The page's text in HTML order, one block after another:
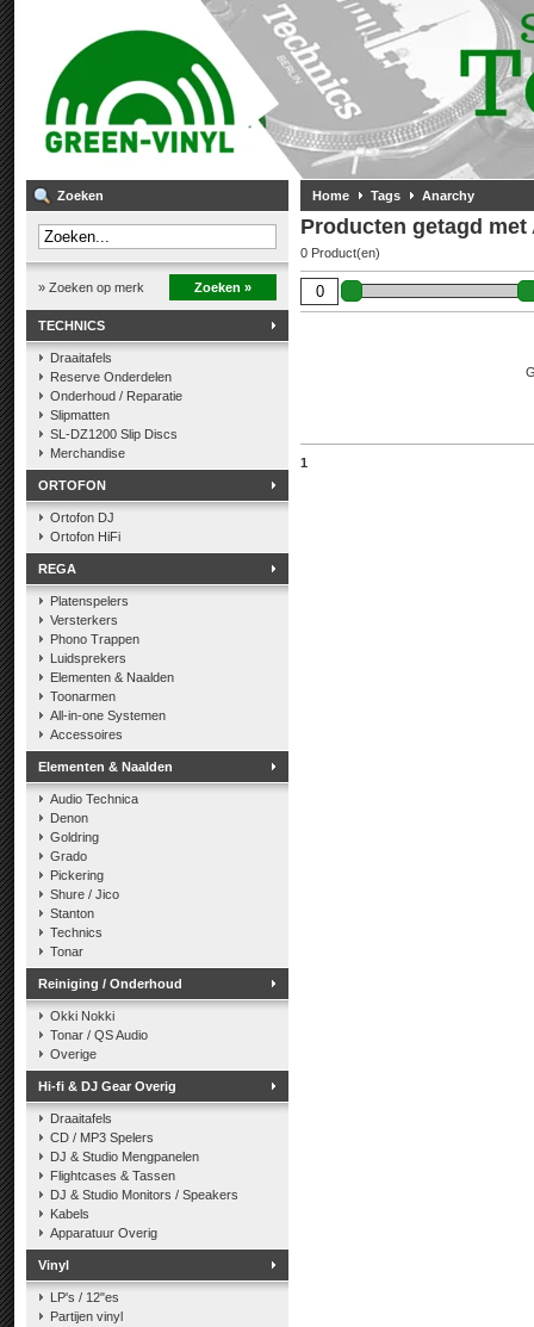
Zoeken
» Zoeken op merk Zoeken »
TECHNICS
Draaitafels
Reserve Onderdelen
Onderhoud / Reparatie
Slipmatten
SL-DZ1200 Slip Discs
Merchandise
ORTOFON
Ortofon DJ
Ortofon HiFi
REGA
Platenspelers
Versterkers
Phono Trappen
Luidsprekers
Elementen & Naalden
Toonarmen
All-in-one Systemen
Accessoires
Elementen & Naalden
Audio Technica
Denon
Goldring
Grado
Pickering
Shure / Jico
Stanton
Technics
Tonar
Reiniging / Onderhoud
Okki Nokki
Tonar / QS Audio
Overige
Hi-fi & DJ Gear Overig
Draaitafels
CD / MP3 Spelers
DJ & Studio Mengpanelen
Flightcases & Tassen
DJ & Studio Monitors / Speakers
Kabels
Apparatuur Overig
Vinyl
LP's / 12"es
Partijen vinyl
Home Tags Anarchy
Producten getagd met
0 Product(en)
1